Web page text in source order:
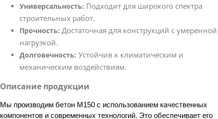
Универсальность: Подходит для широкого спектра
строительных работ.
Прочность: Достаточная для конструкций с умеренной
нагрузкой.
Долговечность: Устойчив к климатическим и
механическим воздействиям.
Описание продукции
Мы производим бетон М150 с использованием качественных
компонентов и современных технологий. Это обеспечивает его